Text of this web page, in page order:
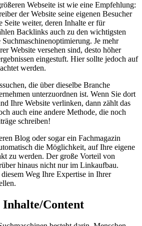
Webseite ist wie eine Empfehlung:
der Website seine eigenen Besucher
weiter, deren Inhalte er für
Backlinks auch zu den wichtigsten
Je mehr
Website versehen sind, desto höher
eingestuft. Hier sollte jedoch auf
werden.
die über dieselbe Branche
unterzuordnen ist. Wenn Sie dort
Ihre Website verlinken, dann zählt das
auch eine andere Methode, die noch
schreiben!
Blog oder sogar ein Fachmagazin
die Möglichkeit, auf Ihre eigene
zu werden. Der große Vorteil von
hinaus nicht nur im Linkaufbau.
Weg Ihre Expertise in Ihrer
Inhalte/Content